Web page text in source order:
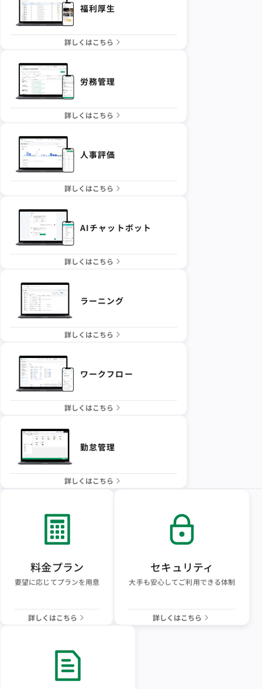
福利厚生
詳しくはこちら
労務管理
詳しくはこちら
人事評価
詳しくはこちら
AIチャットボット
詳しくはこちら
ラーニング
詳しくはこちら
ワークフロー
詳しくはこちら
勤怠管理
詳しくはこちら
料金プラン
要望に応じてプランを用意
詳しくはこちら
セキュリティ
大手も安心してご利用できる体制
詳しくはこちら